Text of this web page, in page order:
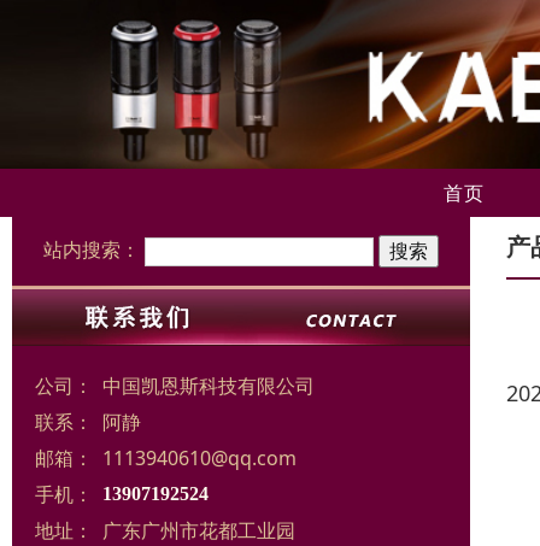
首页
站内搜索：
公司：
中国凯恩斯科技有限公司
联系：
阿静
邮箱：
1113940610@qq.com
手机：
13907192524
地址：
广东广州市花都工业园
产